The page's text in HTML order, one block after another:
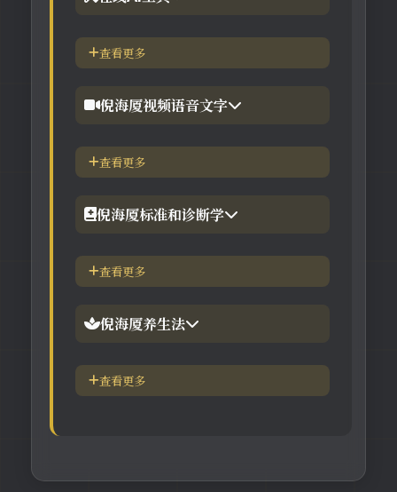
【工具】紫微斗数命理分析
查看更多
倪海厦视频语音文字
【视频】倪海厦-针灸大成
查看更多
倪海厦标准和诊断学
倪海厦简介-传奇人生
查看更多
倪海厦养生法
五脏逼毒法和易筋经
查看更多